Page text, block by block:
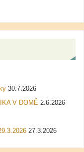
30.7.2026
V DOMĚ 2.6.2026
27.3.2026